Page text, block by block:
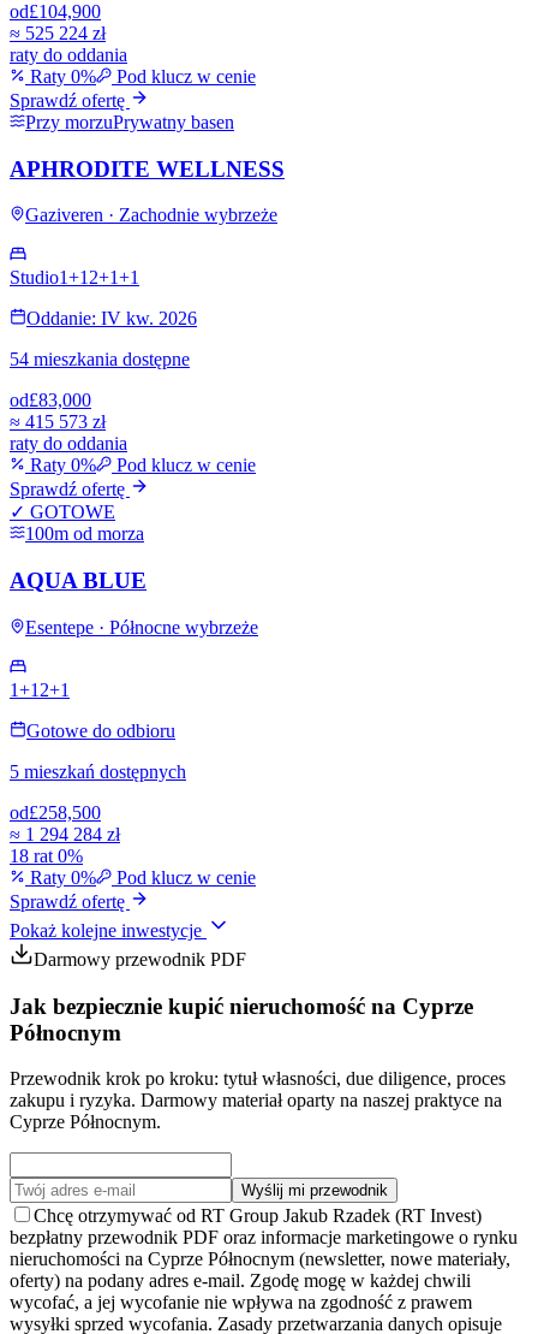
od£104,900
≈ 525 224 zł
raty do oddania
Raty 0%
Pod klucz w cenie
Sprawdź ofertę
Przy morzuPrywatny basen
APHRODITE WELLNESS
Gaziveren · Zachodnie wybrzeże
Studio1+12+1+1
Oddanie: IV kw. 2026
54 mieszkania dostępne
od£83,000
≈ 415 573 zł
raty do oddania
Raty 0%
Pod klucz w cenie
Sprawdź ofertę
✓ GOTOWE
100m od morza
AQUA BLUE
Esentepe · Północne wybrzeże
1+1 2+1
Gotowe do odbioru
5 mieszkań dostępnych
od£258,500
≈ 1 294 284 zł
18 rat 0%
Raty 0%
Pod klucz w cenie
Sprawdź ofertę
Pokaż kolejne inwestycje
Darmowy przewodnik PDF
Jak bezpiecznie kupić nieruchomość na Cyprze
Północnym
Przewodnik krok po kroku: tytuł własności, due diligence, proces
zakupu i ryzyka. Darmowy materiał oparty na naszej praktyce na
Cyprze Północnym.
Wyślij mi przewodnik
Chcę otrzymywać od RT Group Jakub Rzadek (RT Invest)
bezpłatny przewodnik PDF oraz informacje marketingowe o rynku
nieruchomości na Cyprze Północnym (newsletter, nowe materiały,
oferty) na podany adres e-mail. Zgodę mogę w każdej chwili
wycofać, a jej wycofanie nie wpływa na zgodność z prawem
wysyłki sprzed wycofania. Zasady przetwarzania danych opisuje